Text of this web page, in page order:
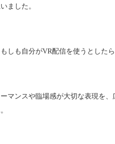
ました。
しも自分がVR配信を使うとした
マンスや臨場感が大切な表現を